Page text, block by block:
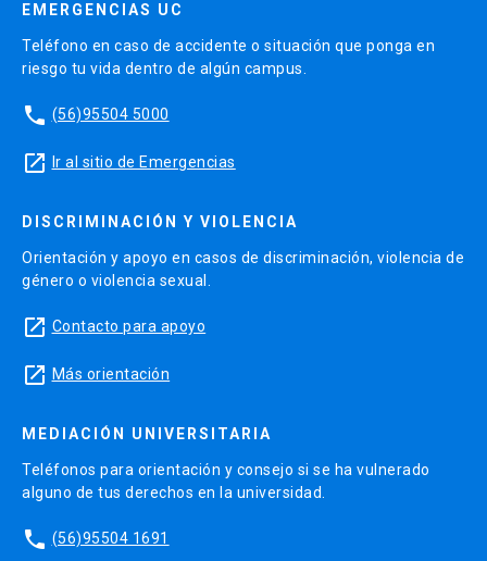
EMERGENCIAS UC
Teléfono en caso de accidente o situación que ponga en
riesgo tu vida dentro de algún campus.
phone (56)95504 5000
launch Ir al sitio de Emergencias
DISCRIMINACIÓN Y VIOLENCIA
Orientación y apoyo en casos de discriminación, violencia de
género o violencia sexual.
launch Contacto para apoyo
launch Más orientación
MEDIACIÓN UNIVERSITARIA
Teléfonos para orientación y consejo si se ha vulnerado
alguno de tus derechos en la universidad.
phone (56)95504 1691